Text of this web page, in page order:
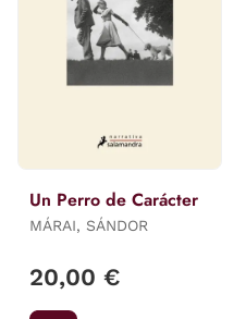
Un Perro de Carácter
MÁRAI, SÁNDOR
20,00 €